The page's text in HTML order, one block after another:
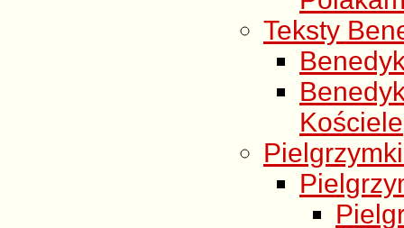
Teksty
Kościele